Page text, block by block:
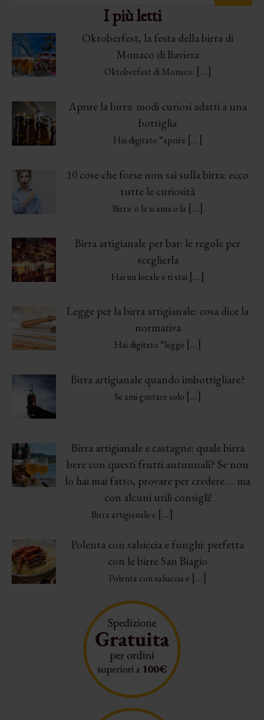
I più letti
Oktoberfest, la festa della birra di
Monaco di Baviera
Oktoberfest di Monaco: […]
Aprire la birra: modi curiosi adatti a una
bottiglia
Hai digitato “aprire […]
10 cose che forse non sai sulla birra: ecco
tutte le curiosità
Birra: o la si ama o la […]
Birra artigianale per bar: le regole per
sceglierla
Hai un locale e ti stai […]
Legge per la birra artigianale: cosa dice la
normativa
Hai digitato “legge […]
Birra artigianale quando imbottigliare?
Se ami gustare solo […]
Birra artigianale e castagne: quale birra
bere con questi frutti autunnali? Se non
lo hai mai fatto, provare per credere…. ma
con alcuni utili consigli!
Birra artigianale e […]
Polenta con salsiccia e funghi: perfetta
con le birre San Biagio
Polenta con salsiccia e […]